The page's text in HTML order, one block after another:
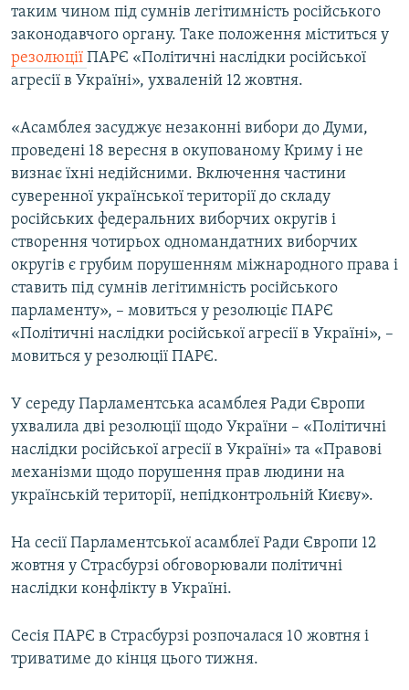
Усі сайти RFE/RL
таким чином під сумнів легітимність російського
законодавчого органу. Таке положення міститься у
резолюції ПАРЄ «Політичні наслідки російської
агресії в Україні», ухваленій 12 жовтня.
«Асамблея засуджує незаконні вибори до Думи,
проведені 18 вересня в окупованому Криму і не
визнає їхні недійсними. Включення частини
суверенної української території до складу
російських федеральних виборчих округів і
створення чотирьох одномандатних виборчих
округів є грубим порушенням міжнародного права і
ставить під сумнів легітимність російського
парламенту», – мовиться у резолюціє ПАРЄ
«Політичні наслідки російської агресії в Україні», –
мовиться у резолюції ПАРЄ.
У середу Парламентська асамблея Ради Європи
ухвалила дві резолюції щодо України – «Політичні
наслідки російської агресії в Україні» та «Правові
механізми щодо порушення прав людини на
українській території, непідконтрольній Києву».
На сесії Парламентської асамблеї Ради Європи 12
жовтня у Страсбурзі обговорювали політичні
наслідки конфлікту в Україні.
Сесія ПАРЄ в Страсбурзі розпочалася 10 жовтня і
триватиме до кінця цього тижня.